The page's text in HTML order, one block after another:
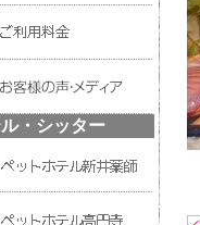
・シッター